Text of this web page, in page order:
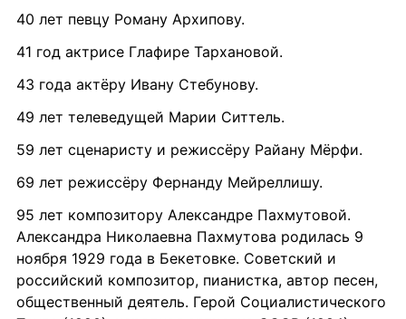
40 лет певцу Роману Архипову.
41 год актрисе Глафире Тархановой.
43 года актёру Ивану Стебунову.
49 лет телеведущей Марии Ситтель.
59 лет сценаристу и режиссёру Райану Мёрфи.
69 лет режиссёру Фернанду Мейреллишу.
95 лет композитору Александре Пахмутовой.
Александра Николаевна Пахмутова родилась 9
ноября 1929 года в Бекетовке. Советский и
российский композитор, пианистка, автор песен,
общественный деятель. Герой Социалистического